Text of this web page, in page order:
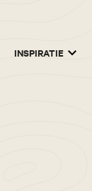
INSPIRATIE